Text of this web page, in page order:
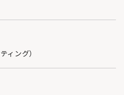
ィング）